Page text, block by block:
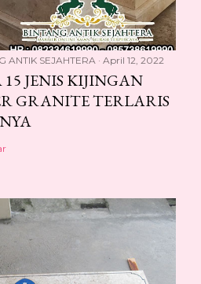
ANTIK SEJAHTERA April 12, 2022
JENIS KIJINGAN
GRANITE TERLARIS